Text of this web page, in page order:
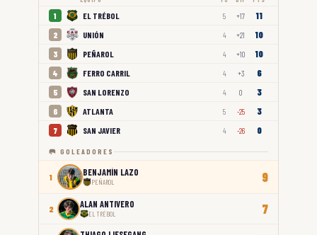
1 EL TRÉBOL 5 +17 11
2 UNIÓN 4 +21 10
3 PEÑAROL 4 +10 10
4 FERRO CARRIL 4 +3 6
5 SAN LORENZO 4 0 3
6 ATLANTA 5 -25 3
7 SAN JAVIER 4 -26 0
🥅 GOLEADORES
1 BENJAMÍN LAZO
PEÑAROL 9
2 ALAN ANTIVERO
EL TRÉBOL 7